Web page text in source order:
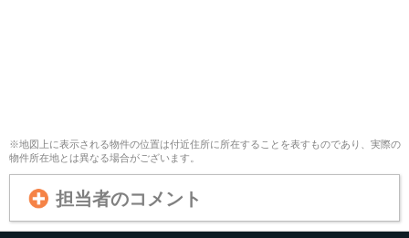
※地図上に表示される物件の位置は付近住所に所在することを表すものであり、実際の
物件所在地とは異なる場合がございます。
担当者のコメント